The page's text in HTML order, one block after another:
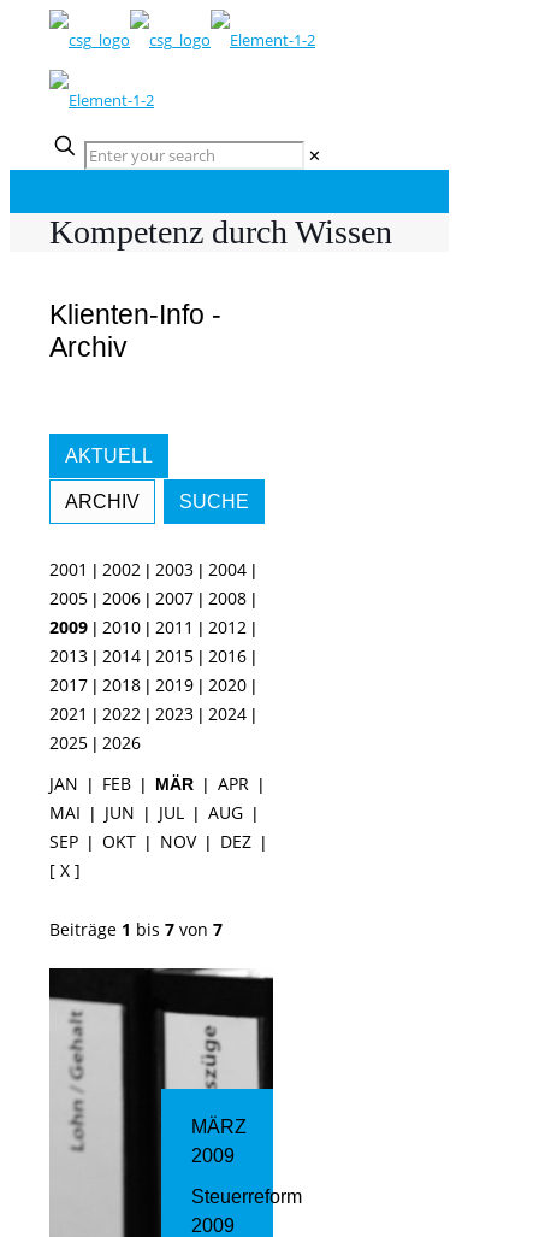
✕
Kompetenz durch Wissen
Klienten-Info -
Archiv
AKTUELL
ARCHIV SUCHE
2001 | 2002 | 2003 | 2004 |
2005 | 2006 | 2007 | 2008 |
2009 | 2010 | 2011 | 2012 |
2013 | 2014 | 2015 | 2016 |
2017 | 2018 | 2019 | 2020 |
2021 | 2022 | 2023 | 2024 |
2025 | 2026
JAN | FEB | MÄR | APR |
MAI | JUN | JUL | AUG |
SEP | OKT | NOV| DEZ |
[ X ]
Beiträge 1 bis 7 von 7
MÄRZ
2009
Steuerreform
2009